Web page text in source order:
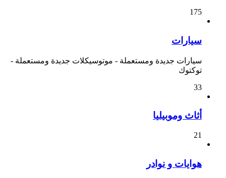
175
سيارات
سيارات جديدة ومستعملة - موتوسيكلات جديدة ومستعملة -
توكتوك
33
أثاث وموبيليا
21
هوايات و نوادر